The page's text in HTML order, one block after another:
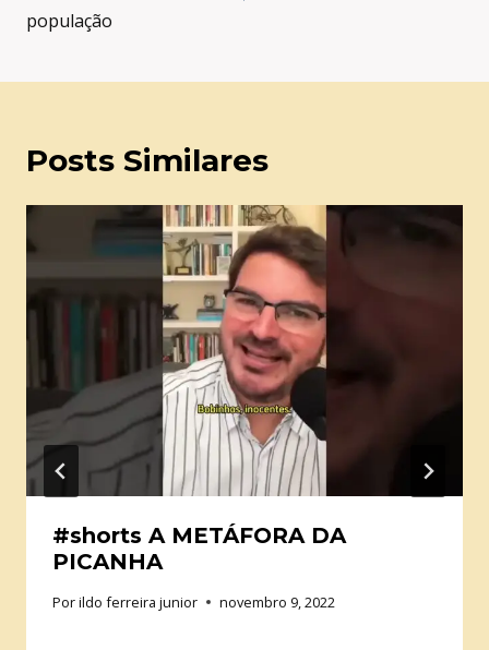
população
Posts Similares
#shorts A METÁFORA DA
PICANHA
Porildo ferreira junior novembro 9, 2022